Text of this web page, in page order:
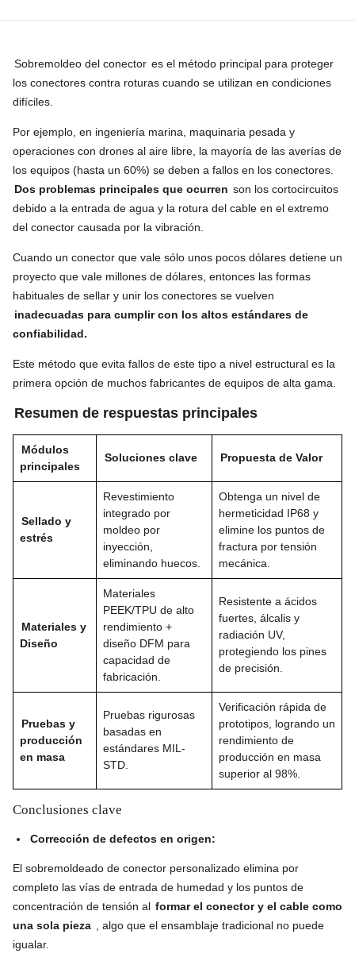
Sobremoldeo del conector es el método principal para proteger
los conectores contra roturas cuando se utilizan en condiciones
difíciles.
Por ejemplo, en ingeniería marina, maquinaria pesada y
operaciones con drones al aire libre, la mayoría de las averías de
los equipos (hasta un 60%) se deben a fallos en los conectores.
Dos problemas principales que ocurren son los cortocircuitos
debido a la entrada de agua y la rotura del cable en el extremo
del conector causada por la vibración.
Cuando un conector que vale sólo unos pocos dólares detiene un
proyecto que vale millones de dólares, entonces las formas
habituales de sellar y unir los conectores se vuelven
inadecuadas para cumplir con los altos estándares de
confiabilidad.
Este método que evita fallos de este tipo a nivel estructural es la
primera opción de muchos fabricantes de equipos de alta gama.
Resumen de respuestas principales
Módulos
principales
Soluciones clave Propuesta de Valor
Sellado y
estrés
Revestimiento
integrado por
moldeo por
inyección,
eliminando huecos.
Obtenga un nivel de
hermeticidad IP68 y
elimine los puntos de
fractura por tensión
mecánica.
Materiales y
Diseño
Materiales
PEEK/TPU de alto
rendimiento +
diseño DFM para
capacidad de
fabricación.
Resistente a ácidos
fuertes, álcalis y
radiación UV,
protegiendo los pines
de precisión.
Pruebas y
producción
en masa
Pruebas rigurosas
basadas en
estándares MIL-
STD.
Verificación rápida de
prototipos, logrando un
rendimiento de
producción en masa
superior al 98%.
Conclusiones clave
Corrección de defectos en origen:
El sobremoldeado de conector personalizado elimina por
completo las vías de entrada de humedad y los puntos de
concentración de tensión al formar el conector y el cable como
una sola pieza
, algo que el ensamblaje tradicional no puede
igualar.